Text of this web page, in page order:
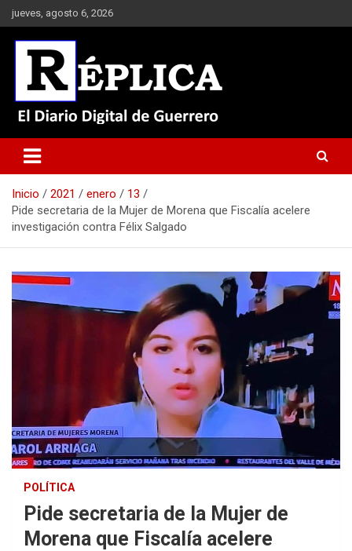
Saltar
al
contenido
jueves, agosto 6, 2026
Réplica
Inicio 2021 enero
13
Pide secretaria de la Mujer de Morena que Fiscalía acelere
investigación contra Félix Salgado
POLÍTICA
Pide secretaria de la Mujer de
Morena que Fiscalía acelere